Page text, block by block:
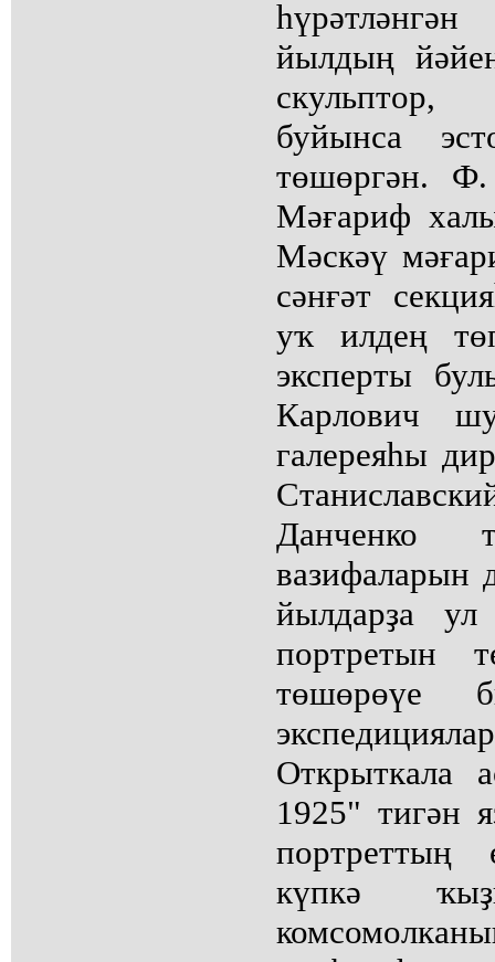
йылдың
буйынса
төшөргән.
Мәғариф
Мәскәү
сәнғәт
уҡ илдең
эксперты
Карлович
галереяһы
Данченко
вазифаларын
йылдарҙа
портретын
төшөрөүе
Открыткала
1925" тигән
күпкә